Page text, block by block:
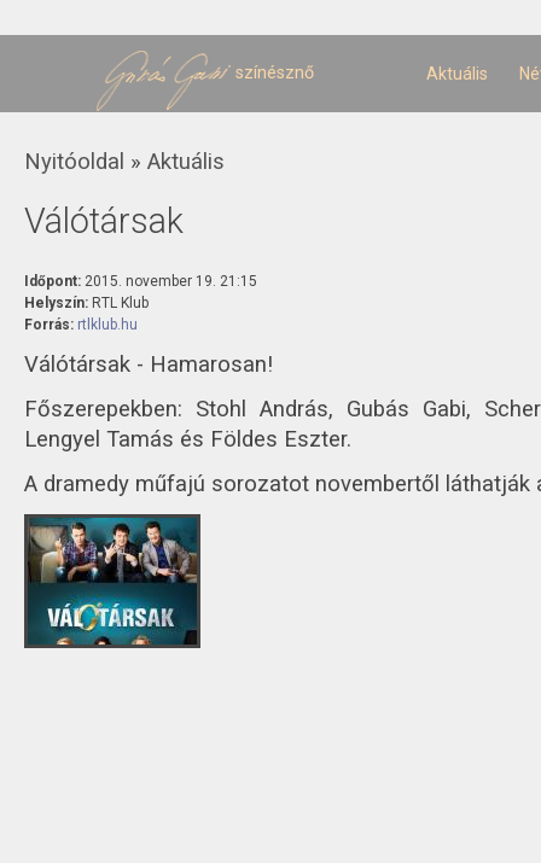
színésznő Aktuális
Jelenlegi hely
Nyitóoldal » Aktuális
Válótársak
Időpont: 2015. november 19. 21:15
Helyszín: RTL Klub
Forrás: rtlklub.hu
Válótársak - Hamarosan!
Főszerepekben: Stohl András, Gubás Gabi,
Lengyel Tamás és Földes Eszter.
A dramedy műfajú sorozatot novembertől láthatják